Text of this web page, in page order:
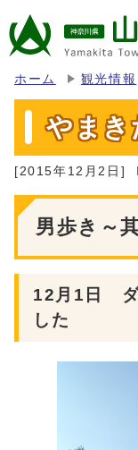
ホーム 観光情報
やまき
[2015年12月2日]
男歩き～
12月1日 ダ
した